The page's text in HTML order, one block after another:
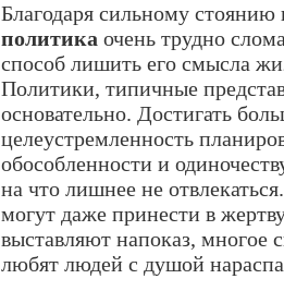
Благодаря сильному
политика очень трудно
способ лишить его смысла
Политики, типичные
основательно. Достигать
целеустремленность
обособленности и
на что лишнее не
могут даже принести в
выставляют напоказ, многое
любят людей с душой